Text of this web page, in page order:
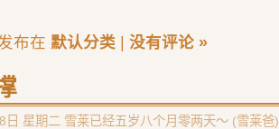
布在 默认分类 没有评论 »
日 星期二 雪莱已经五岁八个月零两天～ (雪莱爸)